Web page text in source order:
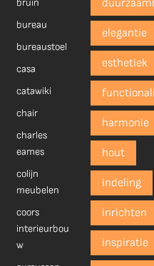
bruin
bureau
bureaustoel
casa
catawiki
chair
charles
eames
colijn
meubelen
coors
interieurbou
w
elegantie
esthetiek
harmonie
hout
indeling
inrichten
inspiratie